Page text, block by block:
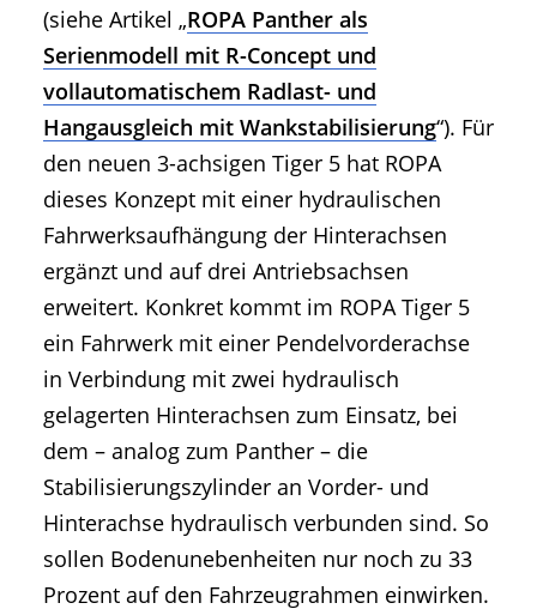
(siehe Artikel „ROPA Panther als
Serienmodell mit R-Concept und
vollautomatischem Radlast- und
Hangausgleich mit Wankstabilisierung“). Für
den neuen 3-achsigen Tiger 5 hat ROPA
dieses Konzept mit einer hydraulischen
Fahrwerksaufhängung der Hinterachsen
ergänzt und auf drei Antriebsachsen
erweitert. Konkret kommt im ROPA Tiger 5
ein Fahrwerk mit einer Pendelvorderachse
in Verbindung mit zwei hydraulisch
gelagerten Hinterachsen zum Einsatz, bei
dem – analog zum Panther – die
Stabilisierungszylinder an Vorder- und
Hinterachse hydraulisch verbunden sind. So
sollen Bodenunebenheiten nur noch zu 33
Prozent auf den Fahrzeugrahmen einwirken.